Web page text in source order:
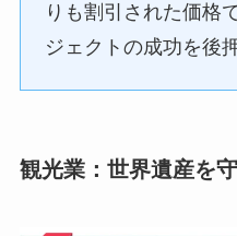
りも割引された価格
ジェクトの成功を後
観光業：世界遺産を